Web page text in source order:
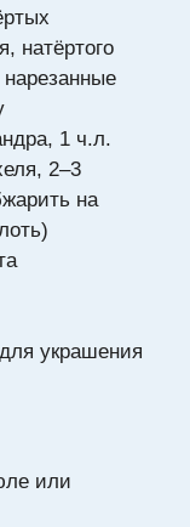
натёртого
1 ч.л.
2–3
на
украшения
или